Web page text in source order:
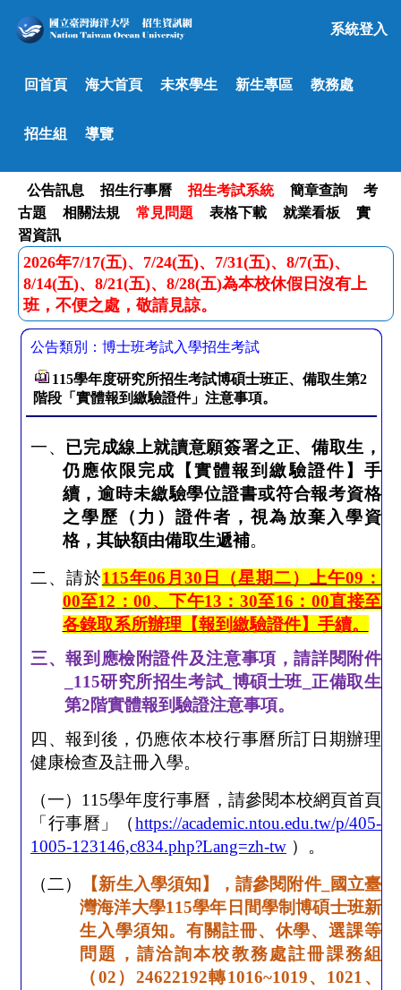
回首頁 海大首頁 未來學生 新生專區 教務處
招生組 導覽
系統登入
公告訊息 招生行事曆 招生考試系統 簡章查詢
考
古題
相關法規 常見問題 表格下載 就業看板
實
習資訊
2026年7/17(五)、7/24(五)、7/31(五)、8/7(五)、
8/14(五)、8/21(五)、8/28(五)為本校休假日沒有上
班，不便之處，敬請見諒。
公告類別：博士班考試入學招生考試
115學年度研究所招生考試博碩士班正、備取生第2
階段「實體報到繳驗證件」注意事項。
一、 已完成線上就讀意願簽署之正、備取生，
仍應依限完成【實體報到繳驗證件】手
續，逾時未繳驗學位證書或符合報考資格
之學歷（力）證件者，視為放棄入學資
格，其缺額由備取生遞補。
二、 請於115年06 月 30 日（星期二）上午09 ：
00至12 ：00、下午13 ： 30至16 ： 00直接至
各錄取系所辦理【報到繳驗證件】手續。
三、報到應檢附證件及注意事項，請詳閱附件
_115研究所招生考試 博碩士班 正備取生
第2階實體報到驗證注意事項。
四、報到後，仍應依本校行事曆所訂日期辦理
健康檢查及註冊入學。
（一） 115學年度行事曆，請參閱本校網頁首頁
「行事曆」（https://academic.ntou.edu.tw/p/405-
1005-123146,c834.php?Lang=zh-tw ）。
（二）
【新生入學須知】，請參閱附件_
國立臺
灣海洋大學115學年日間學制博碩士班新
生入學須知。有關註冊、休學、選課等
問題，請洽詢本校教務處註冊課務組
（02 ） 24622192轉1016~1019、 1021 、